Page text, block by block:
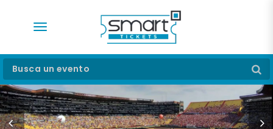
desplegar navegación
Busca un evento